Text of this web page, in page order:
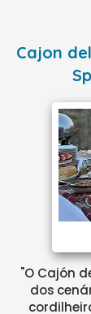
Cajon
"O Cajón
dos